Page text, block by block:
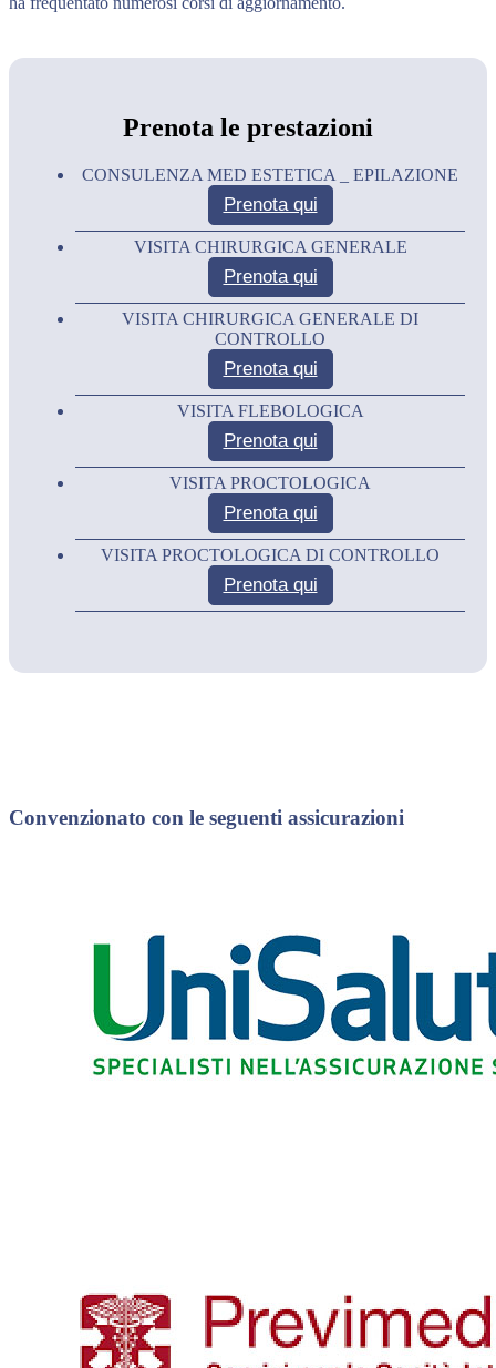
Prenota le prestazioni
CONSULENZA MED ESTETICA _ EPILAZIONE
Prenota qui
VISITA CHIRURGICA GENERALE
Prenota qui
VISITA CHIRURGICA GENERALE DI
CONTROLLO
Prenota qui
VISITA FLEBOLOGICA
Prenota qui
VISITA PROCTOLOGICA
Prenota qui
VISITA PROCTOLOGICA DI CONTROLLO
Prenota qui
Convenzionato con le seguenti assicurazioni